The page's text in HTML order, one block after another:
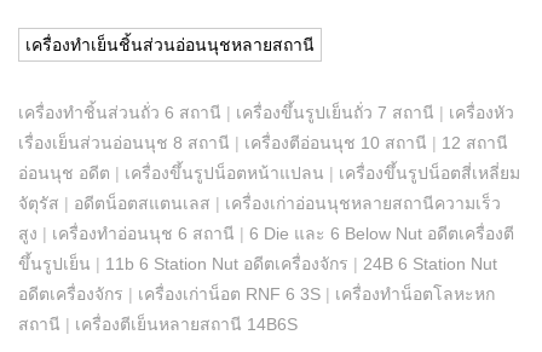
เครื่องทำเย็นชิ้นส่วนอ่อนนุชหลายสถานี
เครื่องทำชิ้นส่วนถั่ว 6 สถานี | เครื่องขึ้นรูปเย็นถั่ว 7 สถานี | เครื่องหัว
เรื่องเย็นส่วนอ่อนนุช 8 สถานี | เครื่องตีอ่อนนุช 10 สถานี | 12 สถานี
อ่อนนุช อดีต | เครื่องขึ้นรูปน็อตหน้าแปลน | เครื่องขึ้นรูปน็อตสี่เหลี่ยม
จัตุรัส | อดีตน็อตสแตนเลส | เครื่องเก่าอ่อนนุชหลายสถานีความเร็ว
สูง | เครื่องทำอ่อนนุช 6 สถานี | 6 Die และ 6 Below Nut อดีตเครื่องตี
ขึ้นรูปเย็น | 11b 6 Station Nut อดีตเครื่องจักร | 24B 6 Station Nut
อดีตเครื่องจักร | เครื่องเก่าน็อต RNF 6 3S | เครื่องทำน็อตโลหะหก
สถานี | เครื่องตีเย็นหลายสถานี 14B6S